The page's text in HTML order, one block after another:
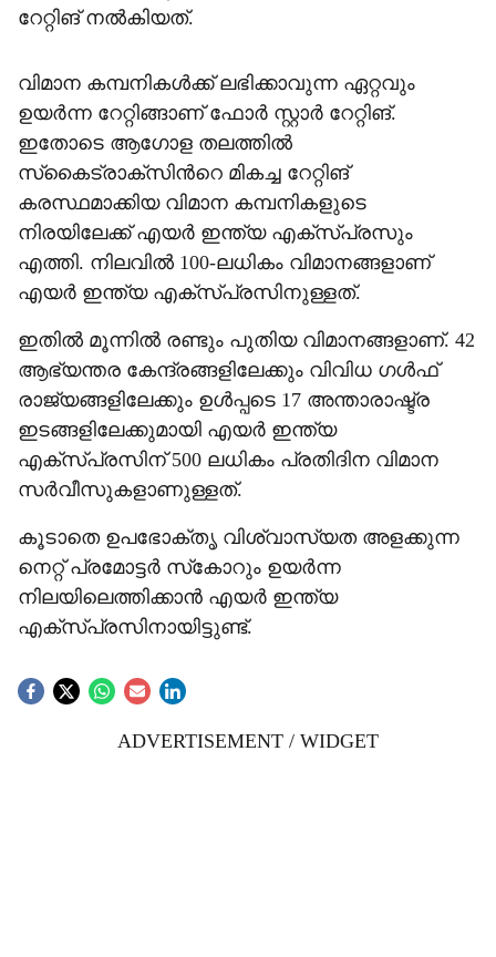
റേറ്റിങ് നല്‍കിയത്.
വിമാന കമ്പനികള്‍ക്ക് ലഭിക്കാവുന്ന ഏറ്റവും
ഉയര്‍ന്ന റേറ്റിങ്ങാണ് ഫോര്‍ സ്റ്റാര്‍ റേറ്റിങ്.
ഇതോടെ ആഗോള തലത്തില്‍
സ്‌കൈട്രാക്‌സിന്‍റെ മികച്ച റേറ്റിങ്
കരസ്ഥമാക്കിയ വിമാന കമ്പനികളുടെ
നിരയിലേക്ക് എയര്‍ ഇന്ത്യ എക്‌സ്പ്രസും
എത്തി. നിലവില്‍ 100-ലധികം വിമാനങ്ങളാണ്
എയര്‍ ഇന്ത്യ എക്‌സ്പ്രസിനുള്ളത്.
ഇതില്‍ മൂന്നില്‍ രണ്ടും പുതിയ വിമാനങ്ങളാണ്. 42
ആഭ്യന്തര കേന്ദ്രങ്ങളിലേക്കും വിവിധ ഗള്‍ഫ്
രാജ്യങ്ങളിലേക്കും ഉള്‍പ്പടെ 17 അന്താരാഷ്ട്ര
ഇടങ്ങളിലേക്കുമായി എയര്‍ ഇന്ത്യ
എക്‌സ്പ്രസിന് 500 ലധികം പ്രതിദിന വിമാന
സര്‍വീസുകളാണുള്ളത്.
കൂടാതെ ഉപഭോക്തൃ വിശ്വാസ്യത അളക്കുന്ന
നെറ്റ് പ്രമോട്ടര്‍ സ്‌കോറും ഉയര്‍ന്ന
നിലയിലെത്തിക്കാന്‍ എയര്‍ ഇന്ത്യ
എക്‌സ്പ്രസിനായിട്ടുണ്ട്.
ADVERTISEMENT / WIDGET